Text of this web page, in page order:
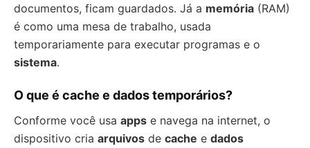
documentos, ficam guardados. Já a memória (RAM)
é como uma mesa de trabalho, usada
temporariamente para executar programas e o
sistema.
O que é cache e dados temporários?
Conforme você usa apps e navega na internet, o
dispositivo cria arquivos de cache e dados